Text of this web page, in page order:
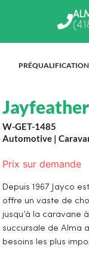
PRÉQUALIFICATION
W-GET-1485
Automotive |
Prix sur demande
Depuis 1967 Jayco
offre un vaste de
jusqu’à la caravane
succursale de Alma
besoins les plus